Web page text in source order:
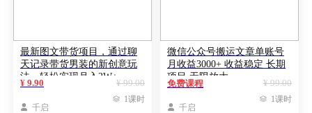
最新图文带货项目，通过聊
天记录带货男装的新创意玩
法，轻松实现月入2W+
¥ 99.00
¥ 9.90
 千启
 1课时
微信公众号搬运文章单账号
月收益3000+ 收益稳定 长期
项目 无限放大
¥ 99.00
免费课程
 千启
 1课时